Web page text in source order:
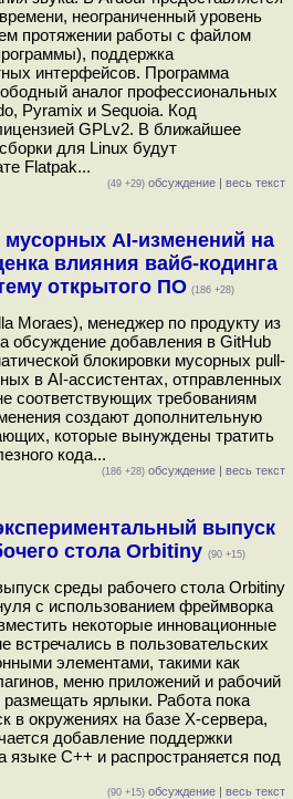
неограниченный уровень
протяжении работы с файлом
поддержка
интерфейсов. Программа
аналог профессиональных
Pyramix и Sequoia. Код
GPLv2. В ближайшее
для Linux будут
Flatpak...
(49 +29) обсуждение | весь текст
мусорных AI-изменений на
влияния вайб-кодинга
открытого ПО (186 +28)
Moraes), менеджер по продукту из
обсуждение добавления в GitHub
блокировки мусорных pull-
в AI-ассистентах, отправленных
соответствующих требованиям
создают дополнительную
которые вынуждены тратить
кода...
(186 +28) обсуждение | весь текст
выпуск
стола Orbitiny (90 +15)
среды рабочего стола Orbitiny
с использованием фреймворка
некоторые инновационные
встречались в пользовательских
элементами, такими как
меню приложений и рабочий
ярлыки. Работа пока
в окружениях на базе X-сервера,
добавление поддержки
языке C++ и распространяется под
(90 +15) обсуждение | весь текст